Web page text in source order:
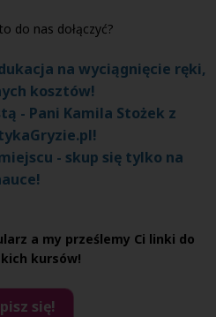
do nas dołączyć?
na wyciągnięcie ręki,
kosztów!
- Pani Kamila Stożek z
- skup się tylko na
a my prześlemy Ci linki do
kursów!
się!